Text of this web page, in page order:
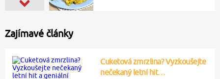
Zajímavé články
Cuketová zmrzlina? Vyzkoušejte
nečekaný letní hit…